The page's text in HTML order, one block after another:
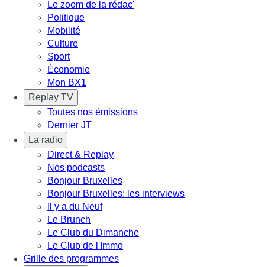
Le zoom de la rédac'
Politique
Mobilité
Culture
Sport
Économie
Mon BX1
Replay TV
Toutes nos émissions
Dernier JT
La radio
Direct & Replay
Nos podcasts
Bonjour Bruxelles
Bonjour Bruxelles: les interviews
Il y a du Neuf
Le Brunch
Le Club du Dimanche
Le Club de l'Immo
Grille des programmes